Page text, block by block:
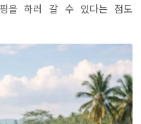
을 하러 갈 수 있다는 점도